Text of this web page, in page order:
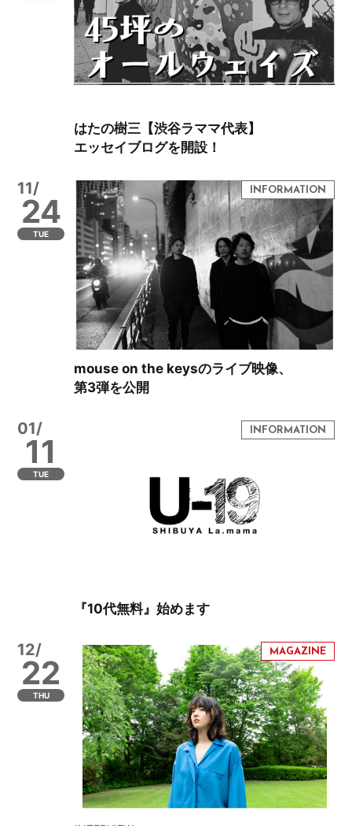
はたの樹三【渋谷ラママ代表】
エッセイブログを開設！
11/
24
TUE
mouse on the keysのライブ映像、
第3弾を公開
01/
11
TUE
『10代無料』始めます
12/
22
THU